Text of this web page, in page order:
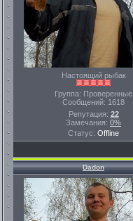
Настоящий рыбак
Группа: Проверенные
Сообщений: 1618
Репутация: 22
Замечания: 0%
Статус: Offline
Dadon